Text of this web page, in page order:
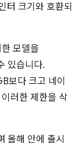
터 크기와 호환되
모델을
있습니다.
보다 크고 네이
러한 제한을 삭
올해 안에 출시